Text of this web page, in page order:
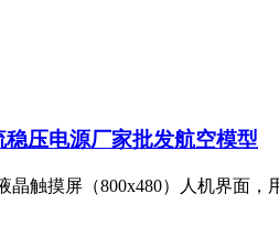
压电源厂家批发航空模型
触摸屏（800x480）人机界面